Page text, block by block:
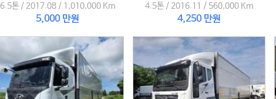
6.5톤 / 2017.08 / 1,010,000 Km
5,000 만원
4.5톤 / 2016.11 / 560,000 Km
4,250 만원